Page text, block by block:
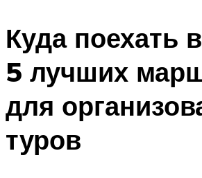
Куда поехать
5 лучших
для
туров